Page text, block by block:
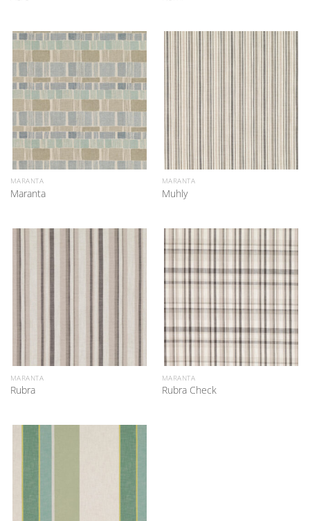
MARANTA
Maranta
MARANTA
Muhly
MARANTA
Rubra
MARANTA
Rubra Check